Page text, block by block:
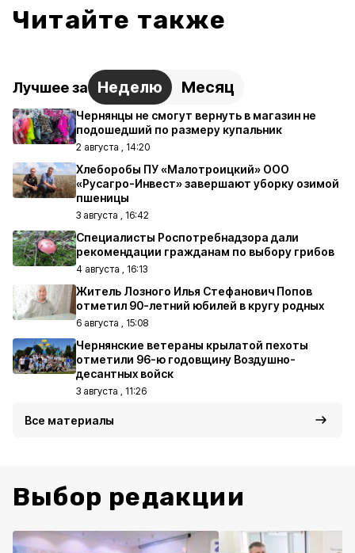
Читайте также
Лучшее за Неделю Месяц
Чернянцы не смогут вернуть в магазин не
подошедший по размеру купальник
2 августа , 14:20
Хлеборобы ПУ «Малотроицкий» ООО
«Русагро-Инвест» завершают уборку озимой
пшеницы
3 августа , 16:42
Специалисты Роспотребнадзора дали
рекомендации гражданам по выбору грибов
4 августа , 16:13
Житель Лозного Илья Стефанович Попов
отметил 90-летний юбилей в кругу родных
6 августа , 15:08
Чернянские ветераны крылатой пехоты
отметили 96-ю годовщину Воздушно-
десантных войск
3 августа , 11:26
Все материалы
Выбор редакции